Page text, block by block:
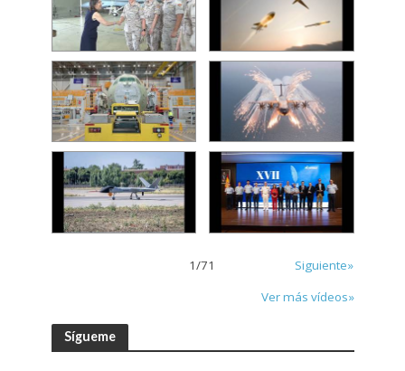
1/71
Siguiente»
Ver más vídeos»
Sígueme